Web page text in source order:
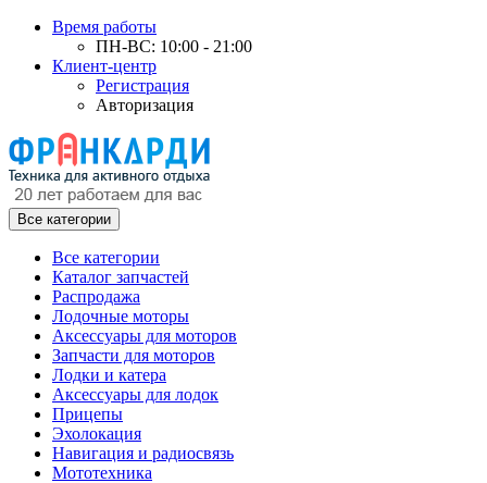
Время работы
ПН-ВС: 10:00 - 21:00
Клиент-центр
Регистрация
Авторизация
Все категории
Все категории
Каталог запчастей
Распродажа
Лодочные моторы
Аксессуары для моторов
Запчасти для моторов
Лодки и катера
Аксессуары для лодок
Прицепы
Эхолокация
Навигация и радиосвязь
Мототехника